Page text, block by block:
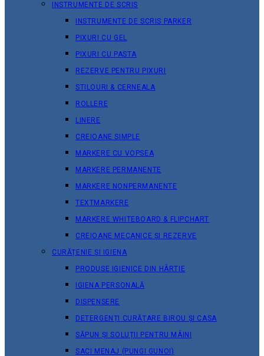
INSTRUMENTE DE SCRIS
INSTRUMENTE DE SCRIS PARKER
PIXURI CU GEL
PIXURI CU PASTA
REZERVE PENTRU PIXURI
STILOURI & СERNEALA
ROLLERE
LINERE
CREIOANE SIMPLE
MARKERE CU VOPSEA
MARKERE PERMANENTE
MARKERE NONPERMANENTE
TEXTMARKERE
MARKERE WHITEBOARD & FLIPCHART
CREIOANE MECANICE ȘI REZERVE
CURĂȚENIE ȘI IGIENA
PRODUSE IGIENICE DIN HÂRTIE
IGIENA PERSONALĂ
DISPENSERE
DETERGENȚI CURĂȚARE BIROU ȘI CASA
SĂPUN ȘI SOLUȚII PENTRU MÂINI
SACI MENAJ (PUNGI GUNOI)